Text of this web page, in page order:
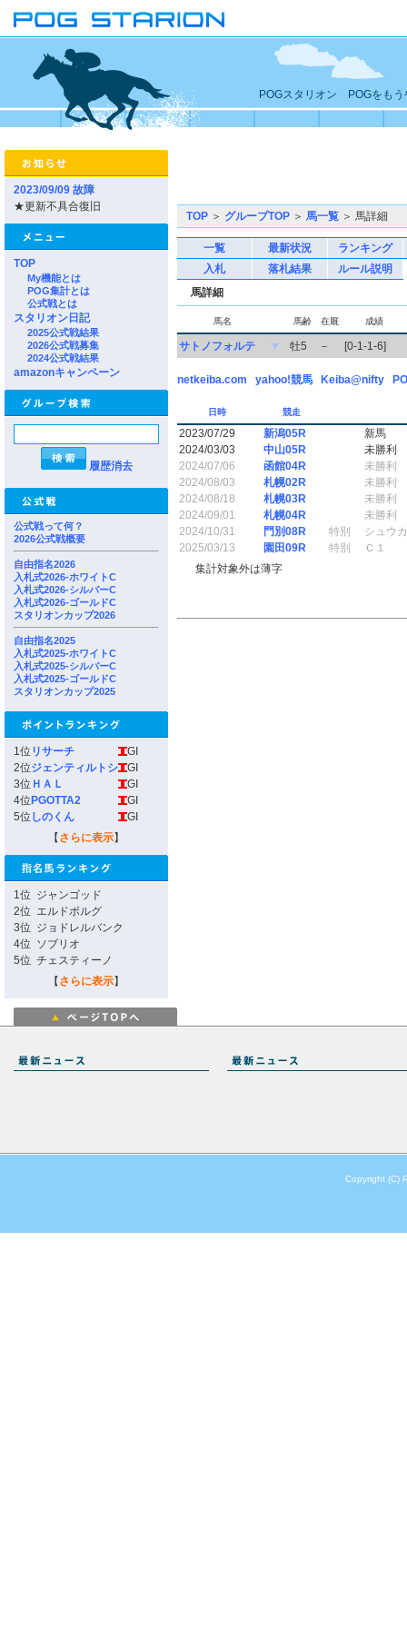
POGスタリオン POGをもう
2023/09/09 故障
★更新不具合復旧
TOP
My機能とは
POG集計とは
公式戦とは
スタリオン日記
2025公式戦結果
2026公式戦募集
2024公式戦結果
amazonキャンペーン
履歴消去
公式戦って何？
2026公式戦概要
自由指名2026
入札式2026-ホワイトC
入札式2026-シルバーC
入札式2026-ゴールドC
スタリオンカップ2026
自由指名2025
入札式2025-ホワイトC
入札式2025-シルバーC
入札式2025-ゴールドC
スタリオンカップ2025
1位 リサーチ
GI
2位ジェンティルトシ
GI
3位 ＨＡＬ
GI
4位 PGOTTA2
GI
5位 しのくん
GI
【 さらに表示】
1位 ジャンゴッド
2位 エルドボルグ
3位 ジョドレルバンク
4位 ソブリオ
5位 チェスティーノ
【 さらに表示】
TOP ＞ グループTOP ＞ 馬一覧 ＞ 馬詳細
一覧 最新状況
ランキング
入札
落札結果
ルール説明
馬詳細
馬名 馬齢 在厩 成績
サトノフォルテ ▼ 牡5 － [0-1-1-6]
netkeiba.com yahoo!競馬 Keiba@nifty
日時 競走
2023/07/29 新潟05R
新馬
2024/03/03
中山05R
未勝利
2024/07/06
函館04R
未勝利
2024/08/03
札幌02R
未勝利
2024/08/18
札幌03R
未勝利
2024/09/01
札幌04R
未勝利
2024/10/31
門別08R 特別
シュウ
2025/03/13
園田09R 特別
Ｃ１
集計対象外は薄字
Copyright (C)